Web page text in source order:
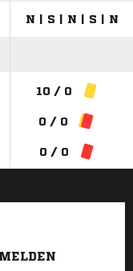
N | S | N | S | N
10 / 0
0 / 0
0 / 0